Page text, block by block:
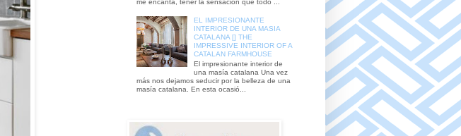
me encanta, tener la sensación que todo ...
EL IMPRESIONANTE
INTERIOR DE UNA MASIA
CATALANA [] THE
IMPRESSIVE INTERIOR OF A
CATALAN FARMHOUSE
El impresionante interior de
una masía catalana Una vez
más nos dejamos seducir por la belleza de una
masía catalana. En esta ocasió...